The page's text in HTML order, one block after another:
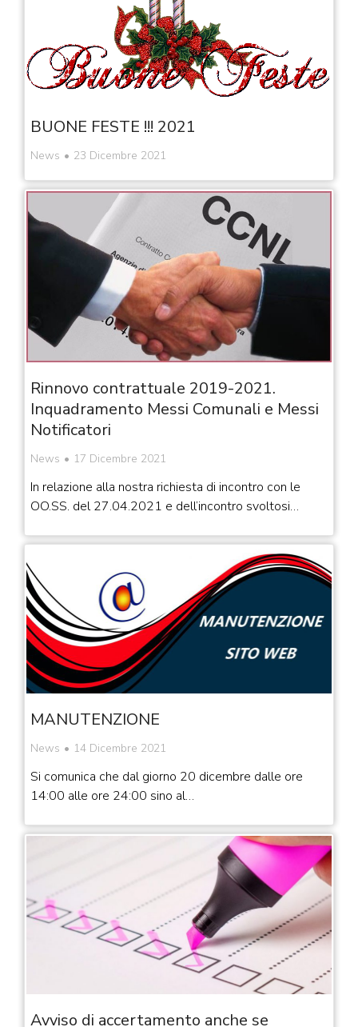
BUONE FESTE !!! 2021
News 23 Dicembre 2021
Rinnovo contrattuale 2019-2021.
Inquadramento Messi Comunali e Messi
Notificatori
News 17 Dicembre 2021
In relazione alla nostra richiesta di incontro con le
OO.SS. del 27.04.2021 e dell’incontro svoltosi…
MANUTENZIONE
News 14 Dicembre 2021
Si comunica che dal giorno 20 dicembre dalle ore
14:00 alle ore 24:00 sino al…
Avviso di accertamento anche se